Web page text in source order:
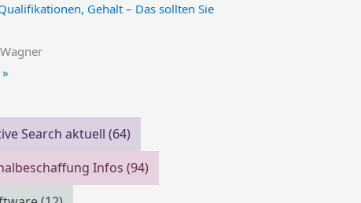
Gehalt – Das sollten Sie
Search aktuell (64)
Infos (94)